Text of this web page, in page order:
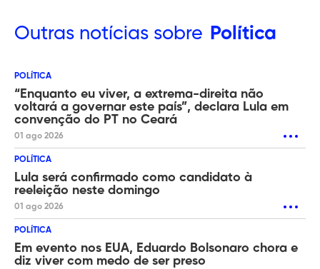
Outras notícias sobre Política
POLÍTICA
“Enquanto eu viver, a extrema-direita não
voltará a governar este país”, declara Lula em
convenção do PT no Ceará
01 ago 2026
POLÍTICA
Lula será confirmado como candidato à
reeleição neste domingo
01 ago 2026
POLÍTICA
Em evento nos EUA, Eduardo Bolsonaro chora e
diz viver com medo de ser preso